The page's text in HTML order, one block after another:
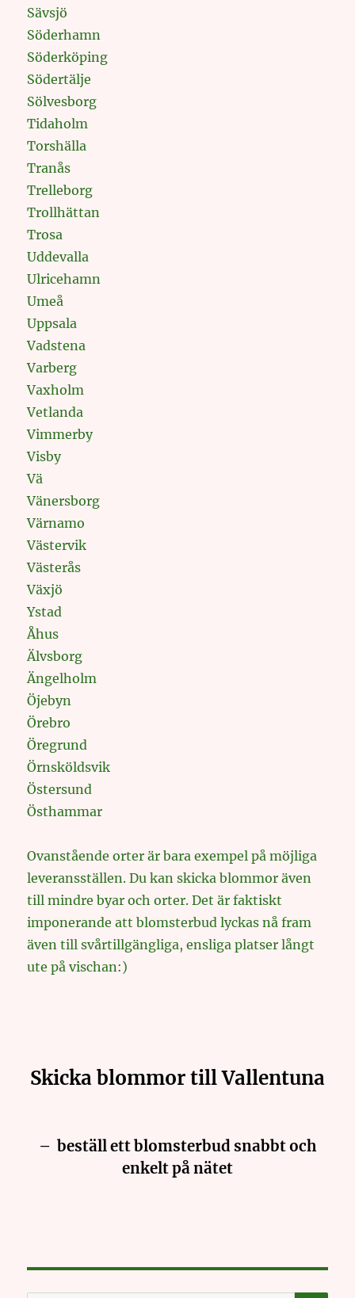
Sävsjö
Söderhamn
Söderköping
Södertälje
Sölvesborg
Tidaholm
Torshälla
Tranås
Trelleborg
Trollhättan
Trosa
Uddevalla
Ulricehamn
Umeå
Uppsala
Vadstena
Varberg
Vaxholm
Vetlanda
Vimmerby
Visby
Vä
Vänersborg
Värnamo
Västervik
Västerås
Växjö
Ystad
Åhus
Älvsborg
Ängelholm
Öjebyn
Örebro
Öregrund
Örnsköldsvik
Östersund
Östhammar
Ovanstående orter är bara exempel på möjliga
leveransställen. Du kan skicka blommor även
till mindre byar och orter. Det är faktiskt
imponerande att blomsterbud lyckas nå fram
även till svårtillgängliga, ensliga platser långt
ute på vischan:)
Skicka blommor till Vallentuna
– beställ ett blomsterbud snabbt och
enkelt på nätet